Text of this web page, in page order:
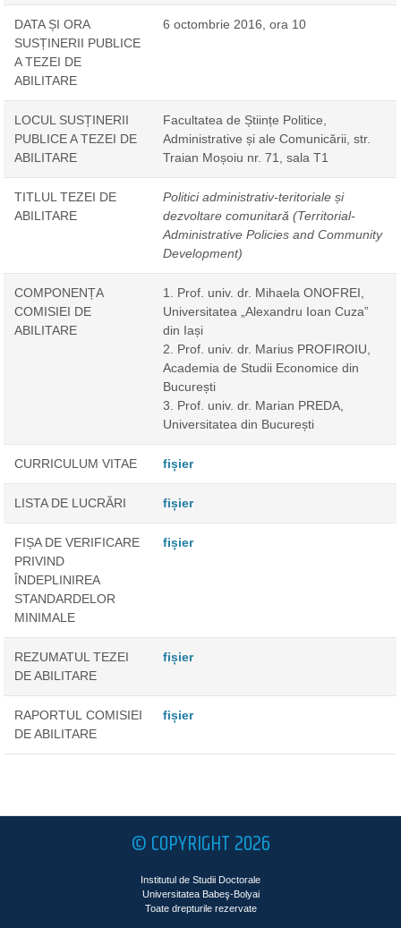
DATA ȘI ORA
SUSȚINERII PUBLICE
A TEZEI DE
ABILITARE
6 octombrie 2016, ora 10
LOCUL SUSȚINERII
PUBLICE A TEZEI DE
ABILITARE
Facultatea de Științe Politice,
Administrative și ale Comunicării, str.
Traian Moșoiu nr. 71, sala T1
TITLUL TEZEI DE
ABILITARE
Politici administrativ-teritoriale și
dezvoltare comunitară (Territorial-
Administrative Policies and Community
Development)
COMPONENȚA
COMISIEI DE
ABILITARE
1. Prof. univ. dr. Mihaela ONOFREI,
Universitatea „Alexandru Ioan Cuza”
din Iași
2. Prof. univ. dr. Marius PROFIROIU,
Academia de Studii Economice din
București
3. Prof. univ. dr. Marian PREDA,
Universitatea din București
CURRICULUM VITAE fișier
LISTA DE LUCRĂRI fișier
FIȘA DE VERIFICARE
PRIVIND
ÎNDEPLINIREA
STANDARDELOR
MINIMALE
fișier
REZUMATUL TEZEI
DE ABILITARE
fișier
RAPORTUL COMISIEI
DE ABILITARE
fișier
© COPYRIGHT 2026
Institutul de Studii Doctorale
Universitatea Babeş-Bolyai
Toate drepturile rezervate